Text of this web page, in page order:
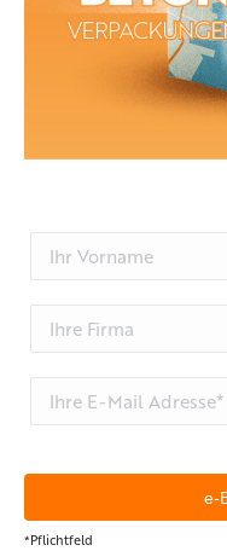
*Pflichtfeld